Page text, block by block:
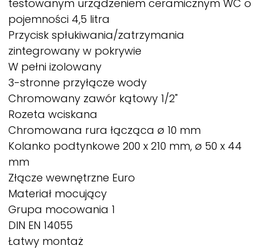
testowanym urządzeniem ceramicznym WC o
pojemności 4,5 litra
Przycisk spłukiwania/zatrzymania
zintegrowany w pokrywie
W pełni izolowany
3-stronne przyłącze wody
Chromowany zawór kątowy 1/2"
Rozeta wciskana
Chromowana rura łącząca ø 10 mm
Kolanko podtynkowe 200 x 210 mm, ø 50 x 44
mm
Złącze wewnętrzne Euro
Materiał mocujący
Grupa mocowania 1
DIN EN 14055
Łatwy montaż